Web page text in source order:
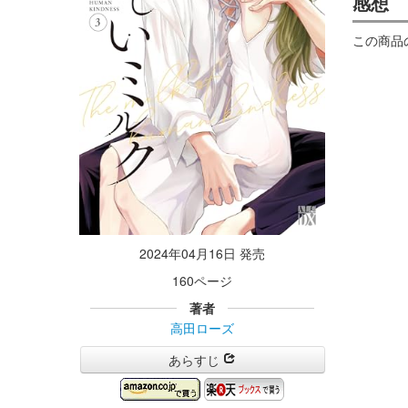
2024年04月16日 発売
160ページ
著者
高田ローズ
あらすじ
この商品